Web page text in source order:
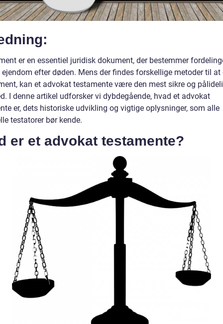
er en essentiel juridisk dokument, der bestemmer
ejendom efter døden. Mens der findes forskellige metoder til at
kan et advokat testamente være den mest sikre og
I denne artikel udforsker vi dybdegående, hvad et advokat
er, dets historiske udvikling og vigtige oplysninger, som alle
testatorer bør kende.
er et advokat testamente?